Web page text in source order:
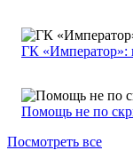
ГК «Император»:
Помощь не по
Посмотреть все